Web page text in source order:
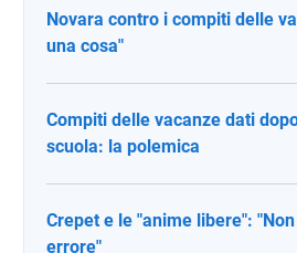
Novara contro i compiti delle
una cosa"
Compiti delle vacanze dati
scuola: la polemica
Crepet e le "anime libere":
errore"